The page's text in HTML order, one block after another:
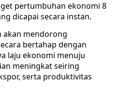
pertumbuhan ekonomi 8
dicapai secara instan.
akan mendorong
bertahap dengan
laju ekonomi menuju
meningkat seiring
serta produktivitas